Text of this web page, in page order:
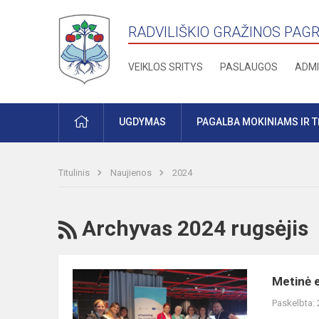
RADVILIŠKIO GRAŽINOS
VEIKLOS SRITYS PASLAUGOS
PRADŽIAUGDYMAS PAGALBA MOKINIAMS IR
Titulinis Naujienos 2024
RSS
Archyvas 2024 rugsėjis
Metinė
eTwinning
konferencija
Metinė
Paskelbta: